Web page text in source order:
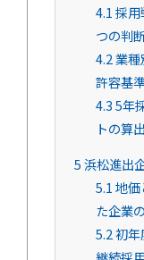
4.1採用
つの判
4.2業種
許容基
4.35年
トの算
5浜松進出
5.1地価
た企業
5.2初年